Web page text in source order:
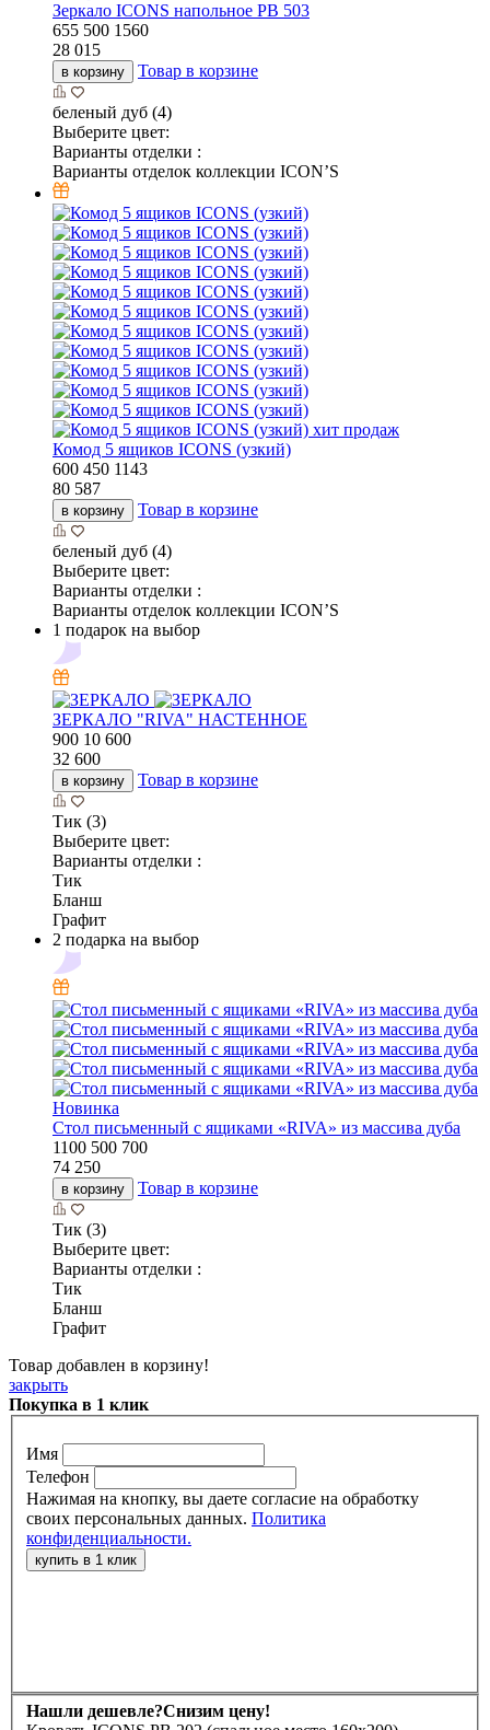
Зеркало ICONS напольное РВ 503
655 500 1560
28 015
в корзину Товар в корзине
беленый дуб (4)
Выберите цвет:
Варианты отделки :
Варианты отделок коллекции ICON’S
хит продаж
Комод 5 ящиков ICONS (узкий)
600 450 1143
80 587
в корзину Товар в корзине
беленый дуб (4)
Выберите цвет:
Варианты отделки :
Варианты отделок коллекции ICON’S
1 подарок на выбор
ЗЕРКАЛО "RIVA" НАСТЕННОЕ
900 10 600
32 600
в корзину Товар в корзине
Тик (3)
Выберите цвет:
Варианты отделки :
Тик
Бланш
Графит
2 подарка на выбор
Новинка
Стол письменный с ящиками «RIVA» из массива дуба
1100 500 700
74 250
в корзину Товар в корзине
Тик (3)
Выберите цвет:
Варианты отделки :
Тик
Бланш
Графит
Товар добавлен в корзину!
закрыть
Покупка в 1 клик
Имя
Телефон
Нажимая на кнопку, вы даете согласие на обработку
своих персональных данных. Политика
конфиденциальности.
Нашли дешевле?Снизим цену!